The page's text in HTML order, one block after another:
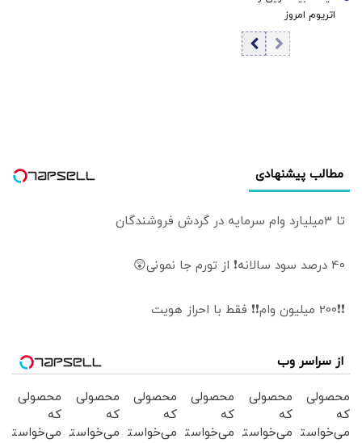
اتریوم امروز
یکشنبه ۱۸ مرداد
۱۴۰۵/ افزایش
مطالب پیشنهادی
تا 3میلیارد وام سرمایه در گردش فروشندگان
40 درصد سود سالانه❗ از تورم جا نمونی😲
❗❗200 میلیون وام❗❗ فقط با احراز هویت
از سراسر وب
محصولی
که
می‌خواستی
محصولی
که
می‌خواستی
محصولی
که
می‌خواستی
محصولی
که
می‌خواستی
محصولی
که
می‌خواستی
محصولی
که
می‌خواستی